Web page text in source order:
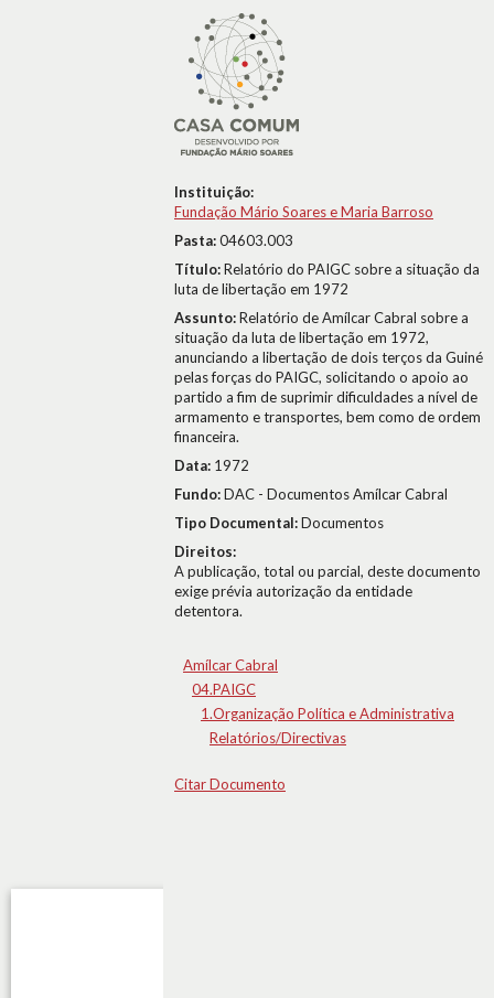
Instituição:
Fundação Mário Soares e Maria Barroso
Pasta:04603.003
Título:Relatório do PAIGC sobre a situação da
luta de libertação em 1972
Assunto:Relatório de Amílcar Cabral sobre a
situação da luta de libertação em 1972,
anunciando a libertação de dois terços da Guiné
pelas forças do PAIGC, solicitando o apoio ao
partido a fim de suprimir dificuldades a nível de
armamento e transportes, bem como de ordem
financeira.
Data: 1972
Fundo:DAC - Documentos Amílcar Cabral
Tipo Documental:Documentos
Direitos:
A publicação, total ou parcial, deste documento
exige prévia autorização da entidade
detentora.
Amílcar Cabral
04.PAIGC
1.Organização Política e Administrativa
Relatórios/Directivas
Citar Documento